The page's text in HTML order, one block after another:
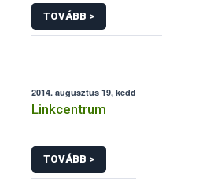
TOVÁBB >
2014. augusztus 19, kedd
Linkcentrum
TOVÁBB >